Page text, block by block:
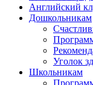
Английский
Дошкольникам
Уголок
Школьникам